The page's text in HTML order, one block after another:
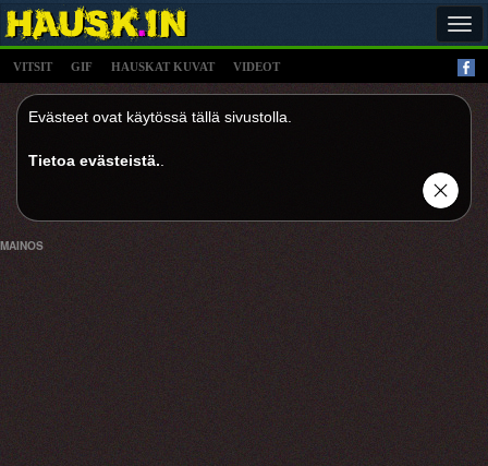
VITSIT GIF HAUSKAT KUVAT VIDEOT
Evästeet ovat käytössä tällä sivustolla.
Tietoa evästeistä.
MAINOS